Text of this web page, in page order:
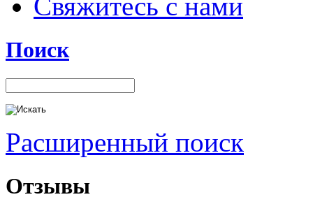
Поиск
Расширенный поиск
Отзывы